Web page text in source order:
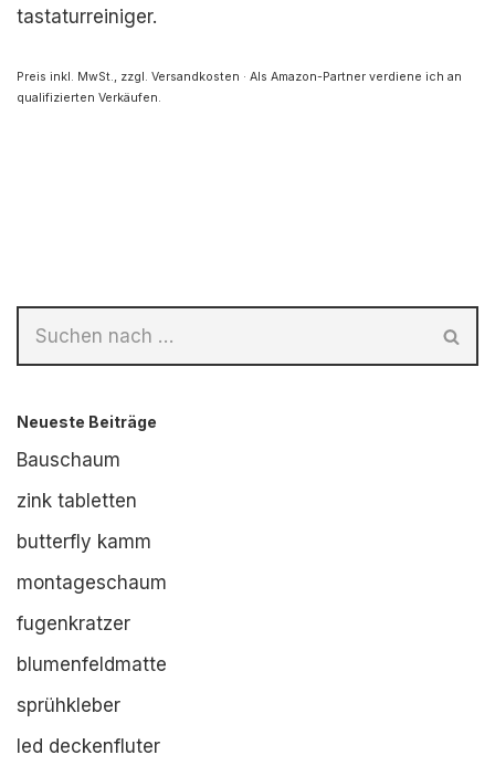
tastaturreiniger.
Preis inkl. MwSt., zzgl. Versandkosten · Als Amazon-Partner verdiene ich an
qualifizierten Verkäufen.
Neueste Beiträge
Bauschaum
zink tabletten
butterfly kamm
montageschaum
fugenkratzer
blumenfeldmatte
sprühkleber
led deckenfluter